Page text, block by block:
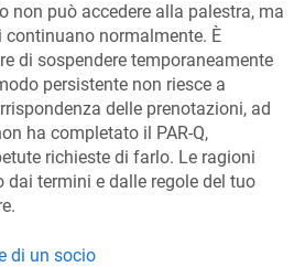
non può accedere alla palestra, ma
normalmente. È
di sospendere temporaneamente
persistente non riesce a
delle prenotazioni, ad
ha completato il PAR-Q,
richieste di farlo. Le ragioni
dai termini e dalle regole del tuo
di un socio